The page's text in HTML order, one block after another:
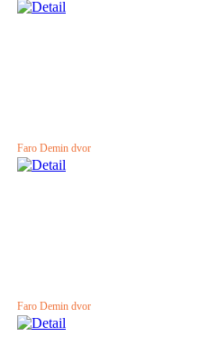
Faro Demin dvor
Faro Demin dvor